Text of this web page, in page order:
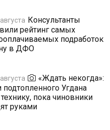
Консультанты
рейтинг самых
подработок
в ДФО
«Ждать некогда»:
подтопленного Угдана
технику, пока чиновники
руками